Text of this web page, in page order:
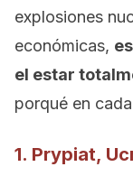
explosiones
económicas,
el estar
porqué en
1. Prypiat,